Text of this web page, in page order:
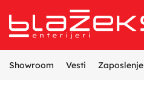
Showroom Vesti Zaposlenje